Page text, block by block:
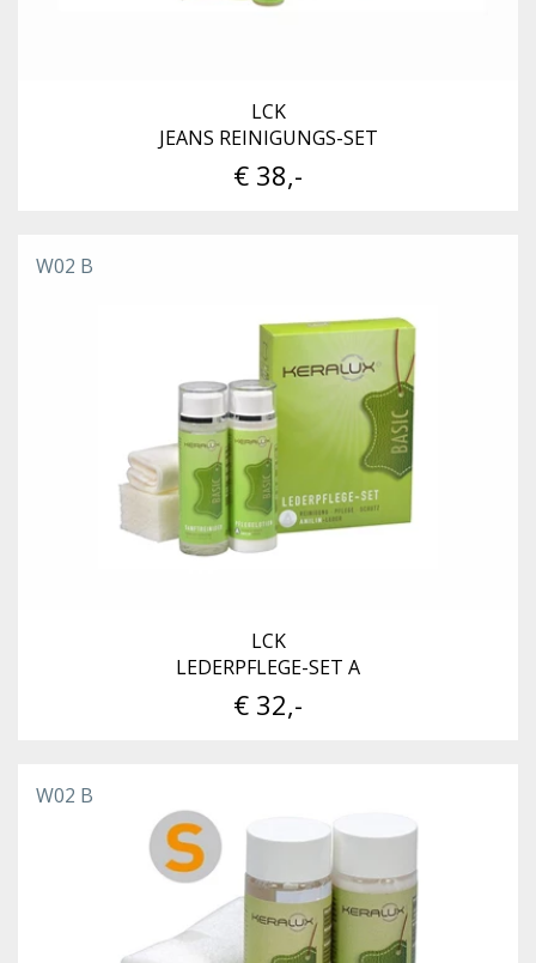
LCK
JEANS REINIGUNGS-SET
€ 38,-
W02 B
LCK
LEDERPFLEGE-SET A
€ 32,-
W02 B